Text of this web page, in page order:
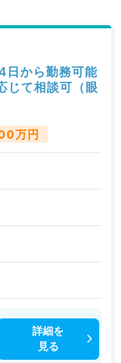
日から勤務可能
て相談可（眼
万円
詳細を
見る